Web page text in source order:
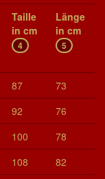
Taille
in cm
4
Länge
in cm
5
87
73
92
76
100
78
108
82